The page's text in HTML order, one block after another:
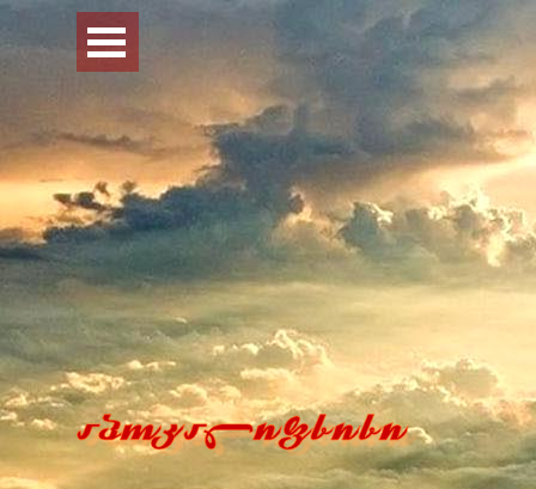
Перейти к контенту
Пропустить меню